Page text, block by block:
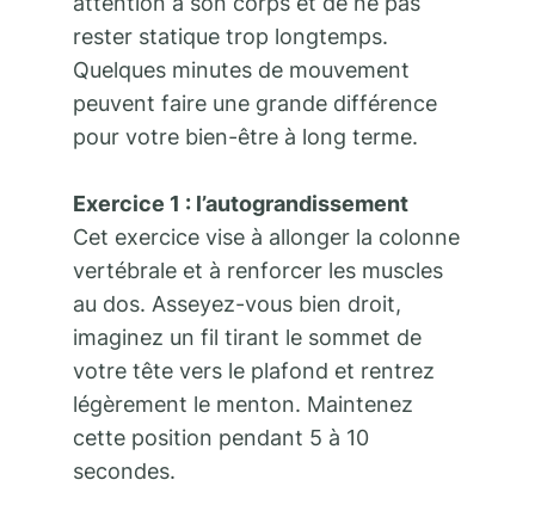
rester statique trop longtemps.
Quelques minutes de mouvement
peuvent faire une grande différence
pour votre bien-être à long terme.
Exercice 1 : l’autograndissement
Cet exercice vise à allonger la colonne
vertébrale et à renforcer les muscles
au dos. Asseyez-vous bien droit,
imaginez un fil tirant le sommet de
votre tête vers le plafond et rentrez
légèrement le menton. Maintenez
cette position pendant 5 à 10
secondes.